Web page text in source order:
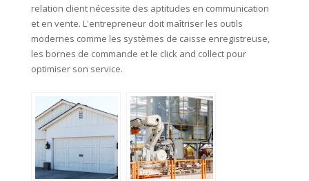
relation client nécessite des aptitudes en communication
et en vente. L'entrepreneur doit maîtriser les outils
modernes comme les systèmes de caisse enregistreuse,
les bornes de commande et le click and collect pour
optimiser son service.